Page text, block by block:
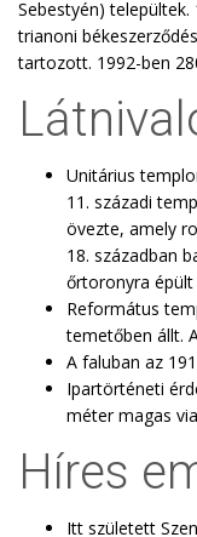
Sebestyén)
trianoni
tartozott. 1992-ben
Unitárius
11. századi
övezte, amely
18. században
őrtoronyra épült
Református
temetőben állt.
A faluban az
Ipartörténeti
méter magas
Híres
Itt született